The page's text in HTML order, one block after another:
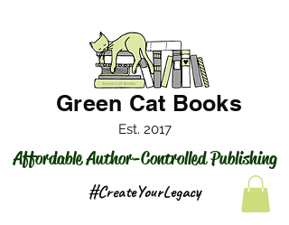
Affordable Author-Controlled Publishing
Green Cat Books
Est. 2017
#CreateYourLegacy